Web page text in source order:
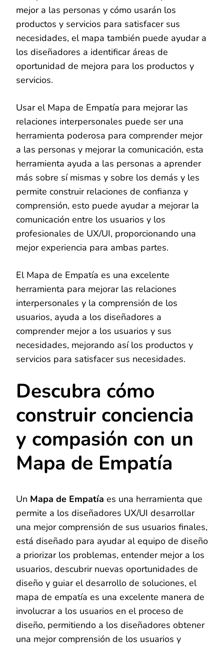
mejor a las personas y cómo usarán los
productos y servicios para satisfacer sus
necesidades, el mapa también puede ayudar a
los diseñadores a identificar áreas de
oportunidad de mejora para los productos y
servicios.
Usar el Mapa de Empatía para mejorar las
relaciones interpersonales puede ser una
herramienta poderosa para comprender mejor
a las personas y mejorar la comunicación, esta
herramienta ayuda a las personas a aprender
más sobre sí mismas y sobre los demás y les
permite construir relaciones de confianza y
comprensión, esto puede ayudar a mejorar la
comunicación entre los usuarios y los
profesionales de UX/UI, proporcionando una
mejor experiencia para ambas partes.
El Mapa de Empatía es una excelente
herramienta para mejorar las relaciones
interpersonales y la comprensión de los
usuarios, ayuda a los diseñadores a
comprender mejor a los usuarios y sus
necesidades, mejorando así los productos y
servicios para satisfacer sus necesidades.
Descubra cómo
construir conciencia
y compasión con un
Mapa de Empatía
Un Mapa de Empatía es una herramienta que
permite a los diseñadores UX/UI desarrollar
una mejor comprensión de sus usuarios finales,
está diseñado para ayudar al equipo de diseño
a priorizar los problemas, entender mejor a los
usuarios, descubrir nuevas oportunidades de
diseño y guiar el desarrollo de soluciones, el
mapa de empatía es una excelente manera de
involucrar a los usuarios en el proceso de
diseño, permitiendo a los diseñadores obtener
una mejor comprensión de los usuarios y